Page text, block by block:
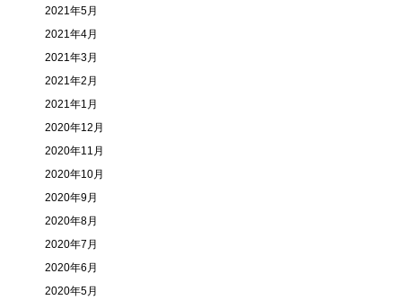
2021年5月
2021年4月
2021年3月
2021年2月
2021年1月
2020年12月
2020年11月
2020年10月
2020年9月
2020年8月
2020年7月
2020年6月
2020年5月